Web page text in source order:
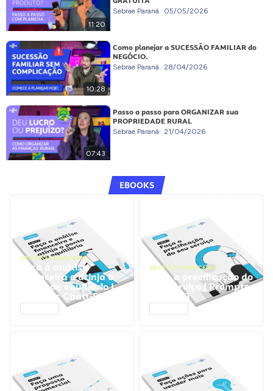
11:20
Sebrae Paraná 05/05/2026
10:28
Como planejar a SUCESSÃO FAMILIAR do
NEGÓCIO.
Sebrae Paraná 28/04/2026
07:43
Passo a passo para ORGANIZAR sua
PROPRIEDADE RURAL
Sebrae Paraná 21/04/2026
EBOOKS
GESTÃO FINANCEIRA
Faça a análise
financeira e atinja o
ponto de equilíbrio |
Prompts ChatGPT
GESTÃO FINANCEIRA
Faça a precificação do
seu serviço | Prompts
ChatGPT